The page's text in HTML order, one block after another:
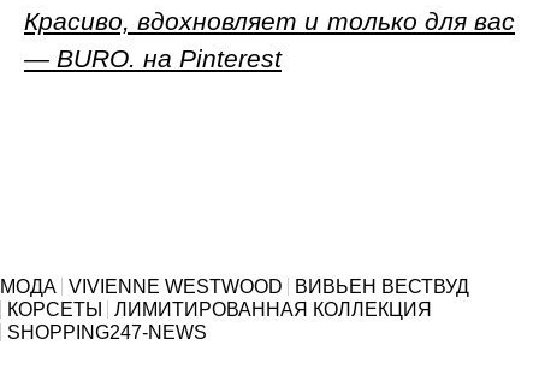
Красиво, вдохновляет и только для вас
— BURO. на Pinterest
МОДА VIVIENNE WESTWOOD
ВИВЬЕН ВЕСТВУД
КОРСЕТЫ
ЛИМИТИРОВАННАЯ КОЛЛЕКЦИЯ
SHOPPING247-NEWS